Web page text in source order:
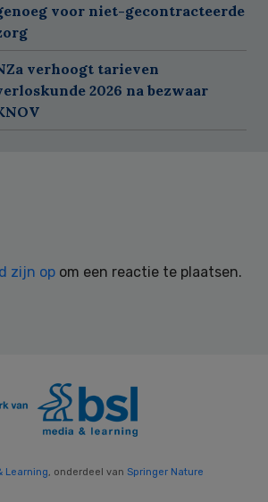
voor niet-gecontracteerde
verhoogt tarieven
2026 na bezwaar
zijn op om een reactie te plaatsen.
Learning, onderdeel van Springer Nature